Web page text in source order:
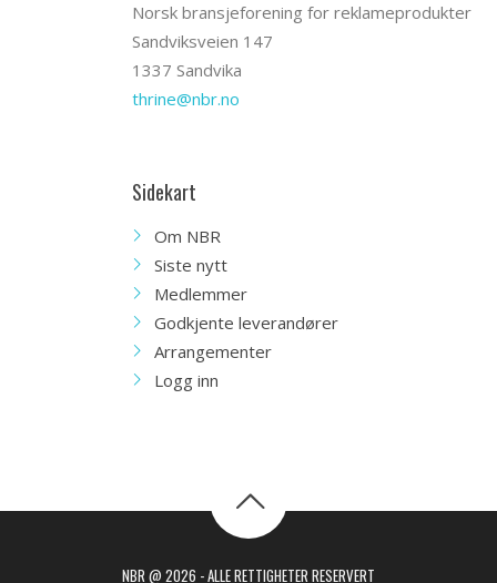
Norsk bransjeforening for reklameprodukter
Sandviksveien 147
1337 Sandvika
thrine@nbr.no
Sidekart
Om NBR
Siste nytt
Medlemmer
Godkjente leverandører
Arrangementer
Logg inn
NBR @ 2026 - ALLE RETTIGHETER RESERVERT